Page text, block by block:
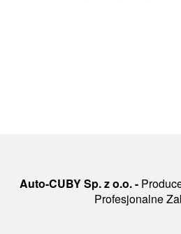
Auto-CUBY Sp. z o.o. -
Profesjonalne